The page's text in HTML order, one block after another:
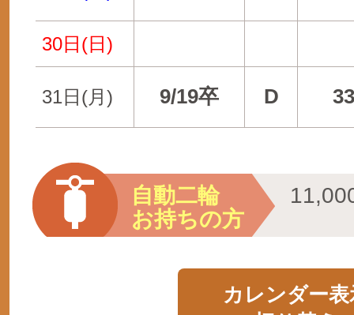
30日(日)
31日(月) 9/19卒 D
自動二輪
お持ちの方
カレンダー表